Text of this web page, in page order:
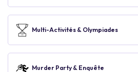
Multi-Activités & Olympiades
Murder Party & Enquête